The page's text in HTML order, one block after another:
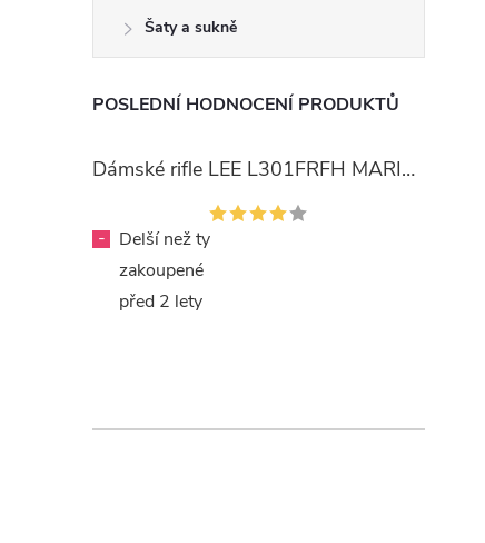
Šaty a sukně
POSLEDNÍ HODNOCENÍ PRODUKTŮ
Dámské rifle LEE L301FRFH MARION STRAIGHT RINSE
-
Delší než ty
zakoupené
před 2 lety